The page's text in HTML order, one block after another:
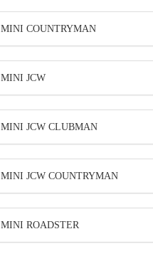
MINI COUNTRYMAN
MINI JCW
MINI JCW CLUBMAN
MINI JCW COUNTRYMAN
MINI ROADSTER